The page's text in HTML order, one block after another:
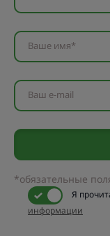
Ваше имя*
Ваш e-mail
*обязательные
Я
информации